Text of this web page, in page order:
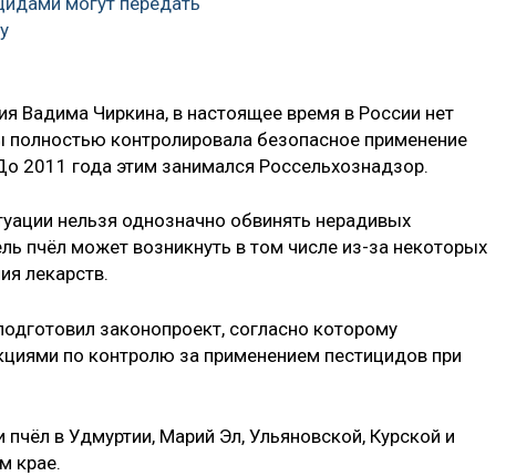
Вадима Чиркина, в настоящее время в России нет
контролировала безопасное применение
2011 года этим занимался Россельхознадзор.
нельзя однозначно обвинять нерадивых
пчёл может возникнуть в том числе из-за некоторых
лекарств.
законопроект, согласно которому
по контролю за применением пестицидов при
в Удмуртии, Марий Эл, Ульяновской, Курской и
крае.